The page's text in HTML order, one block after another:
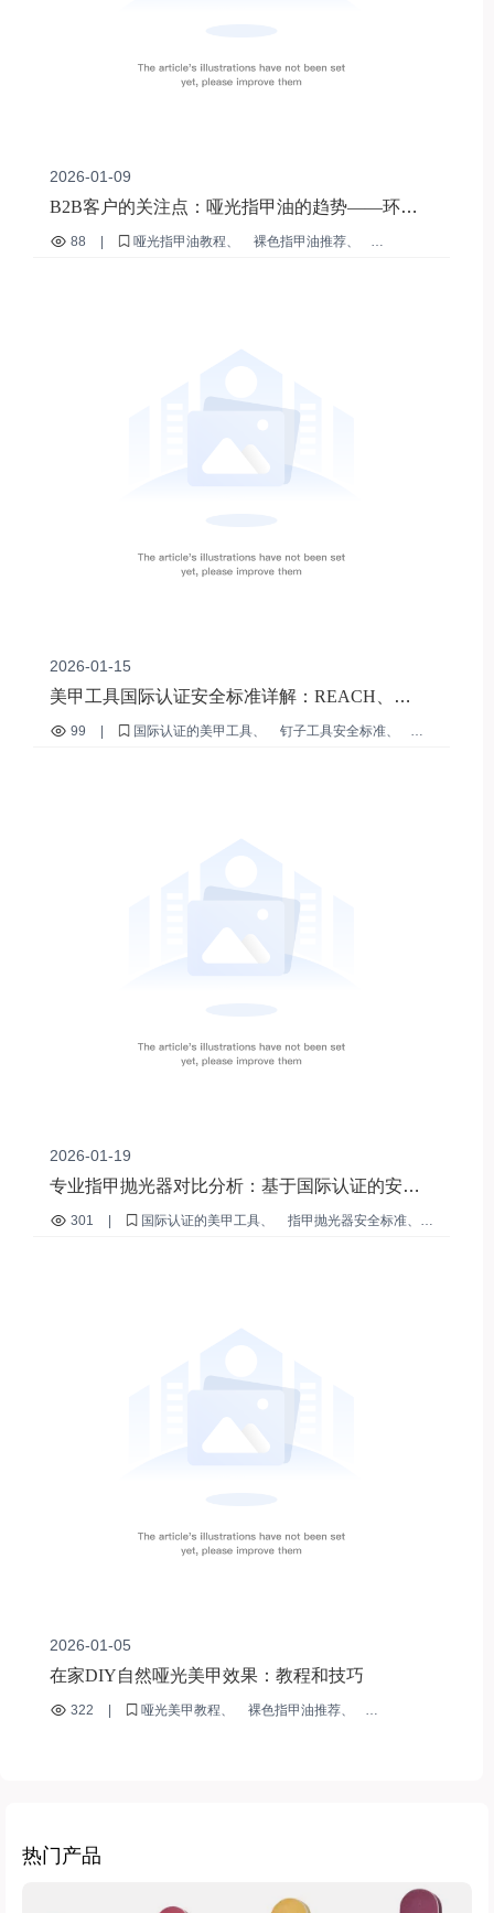
2026-01-09
B2B客户的关注点：哑光指甲油的趋势——环保
温和配方和DIY体验优势
88 哑光指甲油教程
裸色指甲油推荐
2026-01-15
美甲工具国际认证安全标准详解：REACH、
FDA、CE 对产品质量的严格控制
99 国际认证的美甲工具
钉子工具安全标准
2026-01-19
专业指甲抛光器对比分析：基于国际认证的安全
性和耐用性评估
301 国际认证的美甲工具
指甲抛光器安全标准
2026-01-05
在家DIY自然哑光美甲效果：教程和技巧
322 哑光美甲教程
裸色指甲油推荐
热门产品